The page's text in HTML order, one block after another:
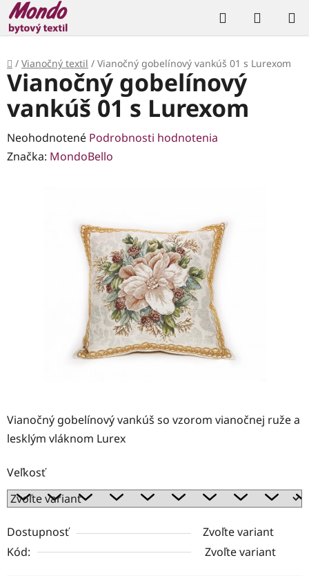
Prejsť
na
obsah
Hľadať
KOŠÍK
Domov
/ Vianočný textil / Vianočný gobelínový vankúš 01 s Lurexom
Vianočný gobelínový vankúš so vzorom vianočnej ruže a
lesklým vláknom Lurex
Veľkosť
Dostupnosť
Zvoľte variant
Kód:
Zvoľte variant
Vianočný gobelínový
vankúš 01 s Lurexom
Priemerné
hodnotenie
Neohodnotené Podrobnosti hodnotenia
Značka: MondoBello